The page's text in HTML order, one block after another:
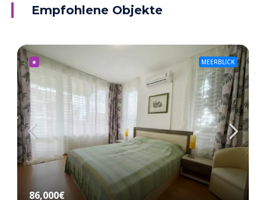
Empfohlene Objekte
★ MEERBLICK
86,000€